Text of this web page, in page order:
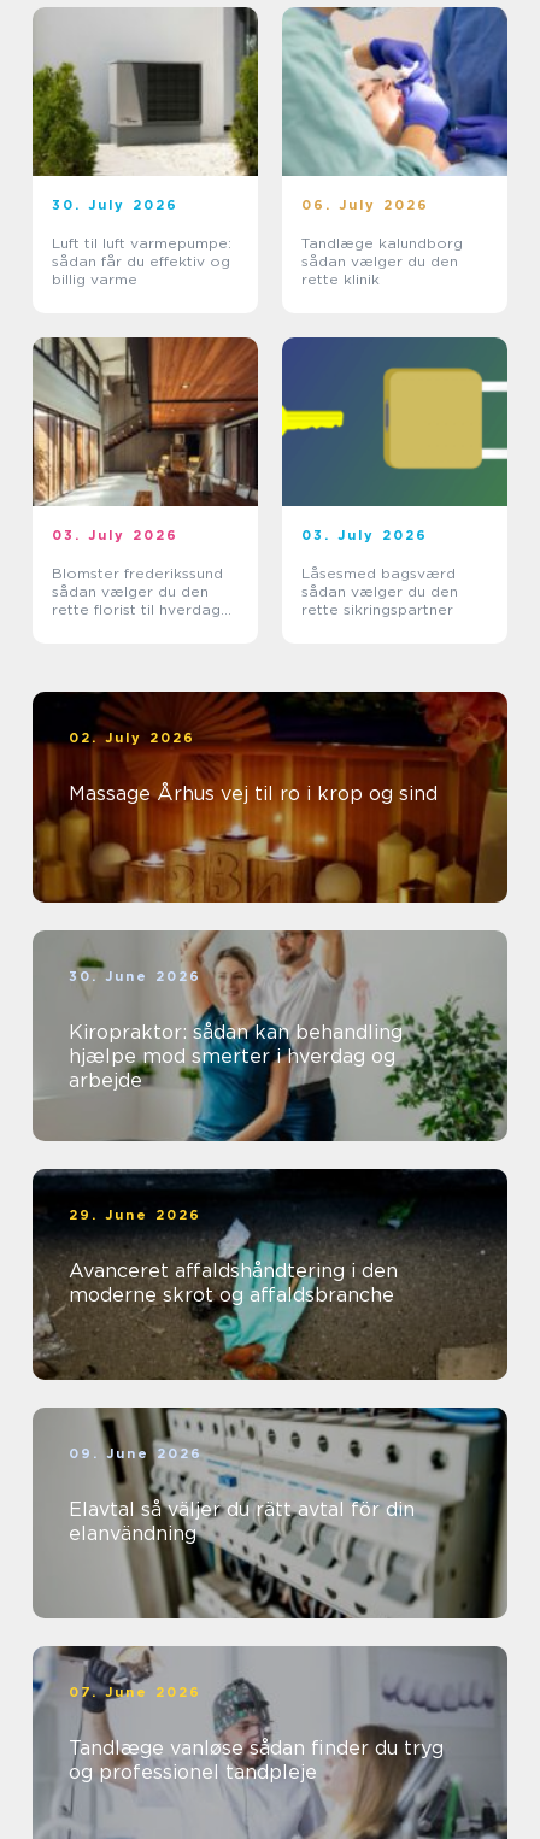
30. July 2026
Luft til luft varmepumpe:
sådan får du effektiv og
billig varme
06. July 2026
Tandlæge kalundborg
sådan vælger du den
rette klinik
03. July 2026
Blomster frederikssund
sådan vælger du den
rette florist til hverdag
03. July 2026
Låsesmed bagsværd
sådan vælger du den
rette sikringspartner
02. July 2026
Massage Århus vej til ro i krop og sind
30. June 2026
Kiropraktor: sådan kan behandling
hjælpe mod smerter i hverdag og
arbejde
29. June 2026
Avanceret affaldshåndtering i den
moderne skrot og affaldsbranche
09. June 2026
Elavtal så väljer du rätt avtal för din
elanvändning
07. June 2026
Tandlæge vanløse sådan finder du tryg
og professionel tandpleje